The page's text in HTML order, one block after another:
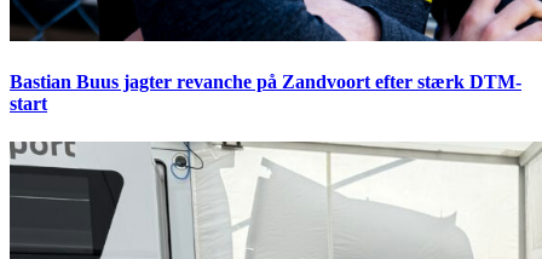
Bastian Buus jagter revanche på Zandvoort efter stærk DTM-
start